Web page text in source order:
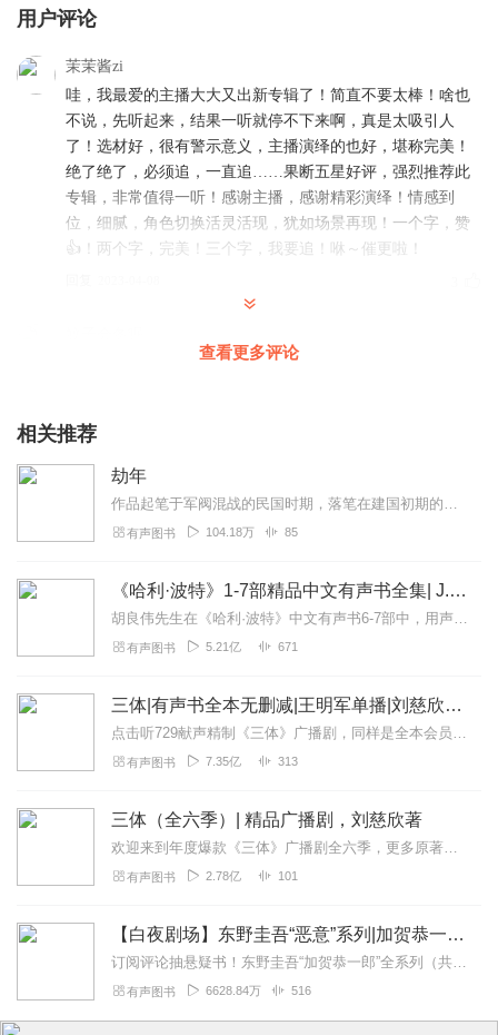
碑的故事、十三泡传说、隋九子小传、便衣队过境、集团部落、自
土匪印纸币、闹瘟疫、三次解放县城、马鞍山剿匪等重要史料，
为细致地反映了那个时代的民众苦难和捍卫家园的历史。
小说具有鲜明浓郁的地域色彩。无论是荒烟漫草的十三泡，还是孤
寂清冷的寺庙；无论是神秘莫测的“土匪窝”义庄，还是充满血腥的集
团部落，都给读者留下了鲜明的印象。较为真实地记录了旧东北的
普通民众在劫难岁月破碎家园中的一段苦难史，真实地反映了当时
的历史状况。
生死较量的特殊历史背景下，各色人物不同的人性考验和生命轨
1976年出生于吉林省长岭县巨宝山镇左克垒屯。
自幼酷爱文学，喜结文友。
作品散见于报刊，另著有励志散文集《落雨人生》。
《劫年》为其长篇小说处女作。
用户评论
茉茉酱zi
哇，我最爱的主播大大又出新专辑了！简直不要太棒！啥也
不说，先听起来，结果一听就停不下来啊，真是太吸引人
了！选材好，很有警示意义，主播演绎的也好，堪称完美！
绝了绝了，必须追，一直追……果断五星好评，强烈推荐此
专辑，非常值得一听！感谢主播，感谢精彩演绎！情感到
位，细腻，角色切换活灵活现，犹如场景再现！一个字，赞
👍！两个字，完美！三个字，我要追！咻～催更啦！
幸福快乐来之不易，是那些革命先烈们的血与肉换来的，致
回复
查看更多评论
相关推荐
劫年
作品起笔于军阀混战的民国时期，落笔在建国初期的抗美援朝。前后跨越了二十几年的历史，真实地反映了当时的历史状况。讲述了一个身处乱世的女人，在大户欺压、匪患严重、日...
有声图书 104.18万 85
《哈利·波特》1-7部精品中文有声书全集| J.K.罗琳原著，光合积木演播
胡良伟先生在《哈利·波特》中文有声书6-7部中，用声音带领着大家继续魔法之旅。为保证作品的一致性，给大家带来完整的魔法体验，我们与版权方PottermoreP...
有声图书 5.21亿 671
三体|有声书全本无删减|王明军单播|刘慈欣原著
点击听729献声精制《三体》广播剧，同样是全本会员免费畅听，快来感受声音大戏的魅力！【购买须知】1、本作品部分集数为免费试听。2、版权归原作者所有，严禁翻录成任...
有声图书 7.35亿 313
三体（全六季）| 精品广播剧，刘慈欣著
欢迎来到年度爆款《三体》广播剧全六季，更多原著细节，全集畅听！【购买须知】1、本作品为付费广播剧《三体（全六季）》，定价198元，购买成功后即可收听。VIP会员...
有声图书 2.78亿 101
【白夜剧场】东野圭吾“恶意”系列|加贺恭一郎全11部
订阅评论抽悬疑书！东野圭吾“加贺恭一郎”全系列（共11部）11.30正式上线白夜剧场，第一部《祈祷落幕时》率先发布！即日起～12.20日24点前，专辑评论点赞...
有声图书 6628.84万 516